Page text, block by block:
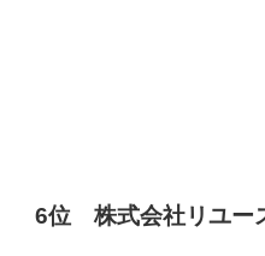
6位 株式会社リユー